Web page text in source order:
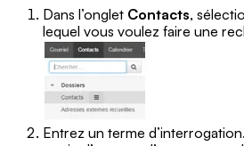
Dans l’onglet Contacts,
lequel vous voulez faire une
Entrez un terme